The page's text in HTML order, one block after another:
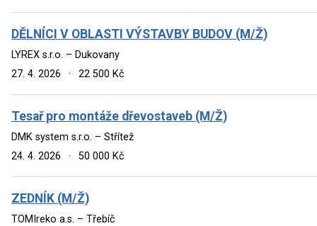
DĚLNÍCI V OBLASTI VÝSTAVBY BUDOV (M/Ž)
LYREX s.r.o. – Dukovany
27. 4. 2026
· 22 500 Kč
Tesař pro montáže dřevostaveb (M/Ž)
DMK system s.r.o. – Střítež
24. 4. 2026
· 50 000 Kč
ZEDNÍK (M/Ž)
TOMIreko a.s. – Třebíč